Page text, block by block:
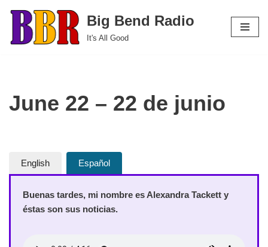
Skip
to
Big Bend Radio
It's All Good
June 22 – 22 de junio
English Español
Buenas tardes, mi nombre es Alexandra Tackett y
éstas son sus noticias.